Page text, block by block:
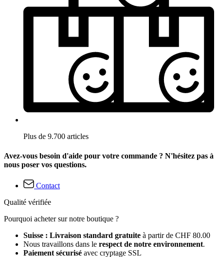
Plus de 9.700 articles
Avez-vous besoin d'aide pour votre commande ? N'hésitez pas à
nous poser vos questions.
Contact
Qualité vérifiée
Pourquoi acheter sur notre boutique ?
Suisse : Livraison standard gratuite à partir de CHF 80.00
Nous travaillons dans le respect de notre environnement.
Paiement sécurisé avec cryptage SSL